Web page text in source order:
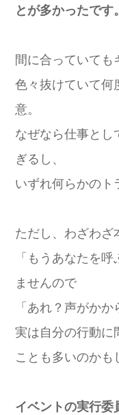
とが多かったです。
間に合っていても
色々抜けていて何
意。
なぜなら仕事とし
ぎるし、
いずれ何らかのト
ただし、わざわざ
「もうあなたを
ませんので
「あれ？声がか
実は自分の行動に
ことも多いのかも
イベントの実行委